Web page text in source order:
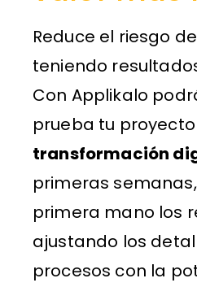
Reduce el riesgo
teniendo
Con Applikalo
prueba tu
transformación
primeras
primera mano los
ajustando los
procesos con la